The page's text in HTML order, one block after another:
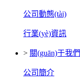
公司動態(tài)
行業(yè)資訊
> 關(guān)于我們
公司簡介